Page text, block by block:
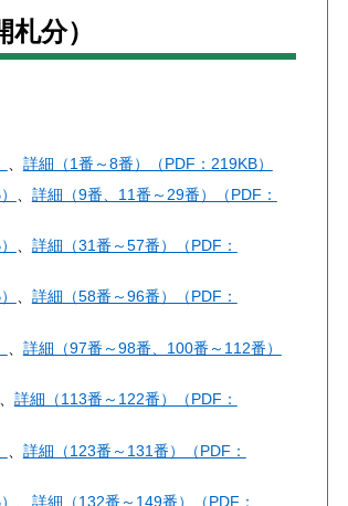
分）
詳細（1番～8番）（PDF：219KB）
詳細（9番、11番～29番）（PDF：
詳細（31番～57番）（PDF：
、 詳細（58番～96番）（PDF：
詳細（97番～98番、100番～112番）
詳細（113番～122番）（PDF：
詳細（123番～131番）（PDF：
詳細（132番～149番）（PDF：